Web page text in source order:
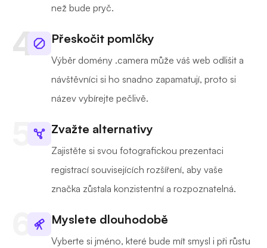
než bude pryč.
Přeskočit pomlčky
Výběr domény .camera může váš web odlišit a
návštěvníci si ho snadno zapamatují, proto si
název vybírejte pečlivě.
Zvažte alternativy
Zajistěte si svou fotografickou prezentaci
registrací souvisejících rozšíření, aby vaše
značka zůstala konzistentní a rozpoznatelná.
Myslete dlouhodobě
Vyberte si jméno, které bude mít smysl i při růstu